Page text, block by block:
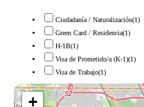
Ciudadanía / Naturalización(1)
Green Card / Residencia(1)
H-1B(1)
Visa de Prometido/a (K-1)(1)
Visa de Trabajo(1)
+